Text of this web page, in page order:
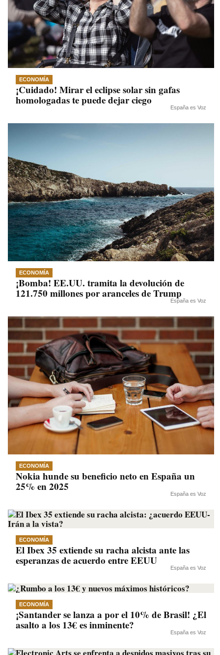
ECONOMÍA
¡Cuidado! Mirar el eclipse solar sin gafas
homologadas te puede dejar ciego
España es Voz
ECONOMÍA
¡Bomba! EE.UU. tramita la devolución de
121.750 millones por aranceles de Trump
España es Voz
ECONOMÍA
Nokia hunde su beneficio neto en España un
25% en 2025
España es Voz
ECONOMÍA
El Ibex 35 extiende su racha alcista ante las
esperanzas de acuerdo entre EEUU
España es Voz
ECONOMÍA
¡Santander se lanza a por el 10% de Brasil! ¿El
asalto a los 13€ es inminente?
España es Voz